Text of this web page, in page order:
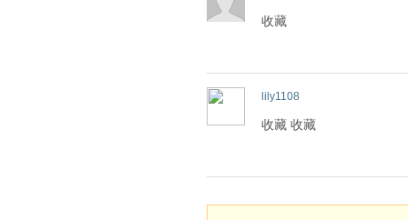
收藏
lily1108
收藏 收藏